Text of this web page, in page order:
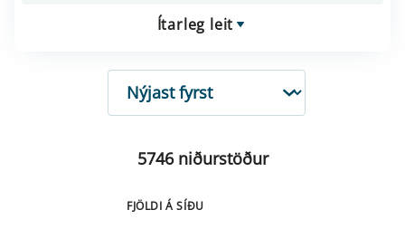
Ítarleg leit
RÖÐUN
5746 niðurstöður
FJÖLDI Á SÍÐU